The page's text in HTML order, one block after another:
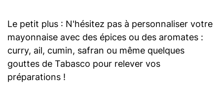
Le petit plus : N'hésitez pas à personnaliser votre
mayonnaise avec des épices ou des aromates :
curry, ail, cumin, safran ou même quelques
gouttes de Tabasco pour relever vos
préparations !